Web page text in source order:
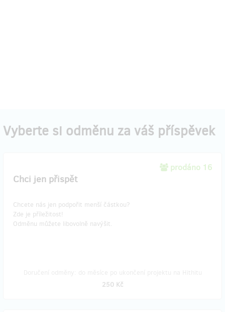
Vyberte si odměnu za váš příspěvek
prodáno 16
Chci jen přispět
Chcete nás jen podpořit menší částkou?
Zde je příležitost!
Odměnu můžete libovolně navýšit.
250 Kč